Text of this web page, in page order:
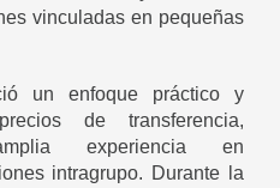
vinculadas en pequeñas
un enfoque práctico y
de transferencia,
experiencia en
intragrupo. Durante la